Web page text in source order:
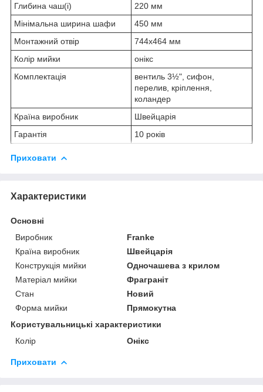
Глибина чаш(і)
220 мм
Мінімальна ширина шафи
450 мм
Монтажний отвір
744х464 мм
Колір мийки
онікс
Комплектація
вентиль 3½", сифон,
перелив, кріплення,
коландер
Країна виробник
Швейцарія
Гарантія
10 років
Приховати
Характеристики
Основні
Виробник
Franke
Країна виробник
Швейцарія
Конструкція мийки
Одночашева з крилом
Матеріал мийки
Фраграніт
Стан
Новий
Форма мийки
Прямокутна
Користувальницькі характеристики
Колір
Онікс
Приховати